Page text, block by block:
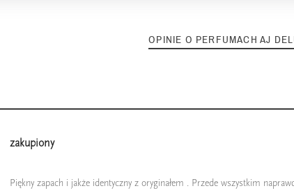
OPINIE O PERFUMACH AJ
zakupiony
Piękny zapach i jakże identyczny z oryginałem . Przede wszystkim